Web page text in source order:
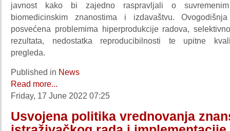
javnost kako bi zajedno raspravljali o
biomedicinskim znanostima i izdavaštvu.
posvećena problemima hiperprodukcije radova,
rezultata, nedostatka reproducibilnosti te upitne
pregleda.
Published in News
Read more...
Friday, 17 June 2022 07:25
Usvojena politika vrednovanja